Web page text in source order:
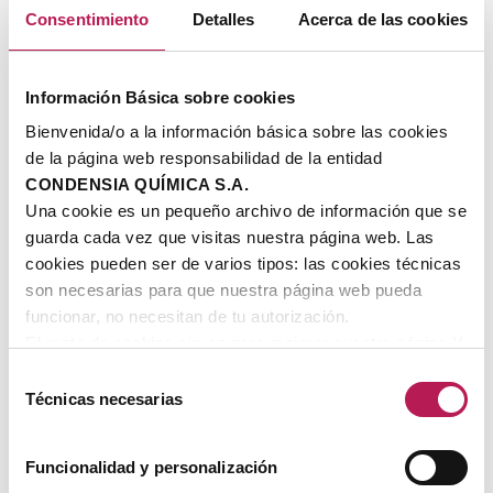
Consentimiento Detalles Acerca de las cookies
Información Básica sobre cookies
Bienvenida/o a la información básica sobre las cookies
de la página web responsabilidad de la entidad
CONDENSIA QUÍMICA S.A.
Una cookie es un pequeño archivo de información que se
guarda cada vez que visitas nuestra página web. Las
cookies pueden ser de varios tipos: las cookies técnicas
son necesarias para que nuestra página web pueda
funcionar, no necesitan de tu autorización.
aceptar todas estas cookies pulsando el botón "
Permitir
" o
Si quieres más información, consulta la
Política de
Técnicas necesarias
Funcionalidad y personalización
Julio 2025
Mayo 2025
Mayo 2024
Febrero 2024
Septiempre 2023
Marzo 2023